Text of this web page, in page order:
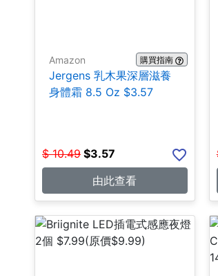
Amazon 購買指南
Jergens 乳木果深層滋養
身體霜 8.5 Oz $3.57
$ 10.49 $3.57
由此查看